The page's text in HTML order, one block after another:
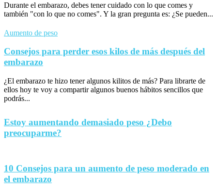
Durante el embarazo, debes tener cuidado con lo que comes y
también "con lo que no comes". Y la gran pregunta es: ¿Se pueden...
Aumento de peso
Consejos para perder esos kilos de más después del
embarazo
¿El embarazo te hizo tener algunos kilitos de más? Para librarte de
ellos hoy te voy a compartir algunos buenos hábitos sencillos que
podrás...
Estoy aumentando demasiado peso ¿Debo
preocuparme?
10 Consejos para un aumento de peso moderado en
el embarazo